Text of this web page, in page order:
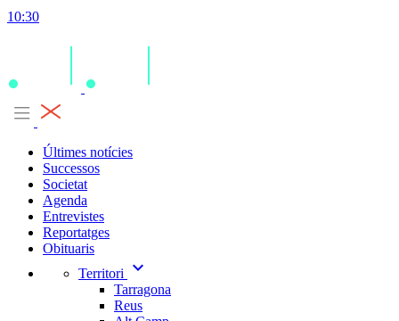
10:30
Últimes notícies
Successos
Societat
Agenda
Entrevistes
Reportatges
Obituaris
Territori
expand_more
Tarragona
Reus